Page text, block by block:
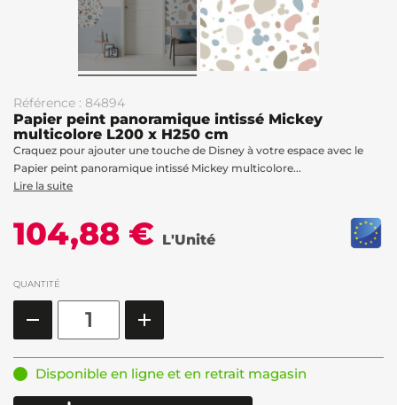
Référence : 84894
Papier peint panoramique intissé Mickey
multicolore L200 x H250 cm
Craquez pour ajouter une touche de Disney à votre espace avec le
Papier peint panoramique intissé Mickey multicolore...
Lire la suite
104,88 € L'Unité
QUANTITÉ
Disponible en ligne et en retrait magasin